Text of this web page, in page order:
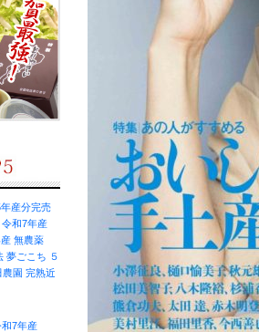
年産分完売
令和7年産
無農薬
夢ごこち ５
農園 完熟近
和7年産